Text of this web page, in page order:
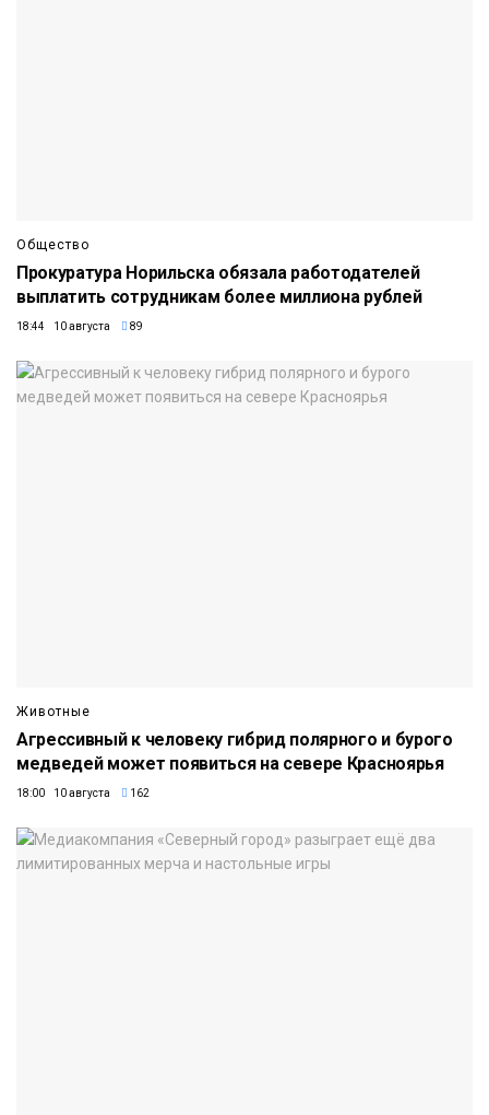
Общество
Прокуратура Норильска обязала работодателей
выплатить сотрудникам более миллиона рублей
18:44 10 августа 89
Животные
Агрессивный к человеку гибрид полярного и бурого
медведей может появиться на севере Красноярья
18:00 10 августа 162